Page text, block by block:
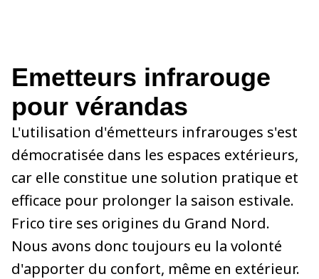
Emetteurs infrarouge
pour vérandas
L'utilisation d'émetteurs infrarouges s'est
démocratisée dans les espaces extérieurs,
car elle constitue une solution pratique et
efficace pour prolonger la saison estivale.
Frico tire ses origines du Grand Nord.
Nous avons donc toujours eu la volonté
d'apporter du confort, même en extérieur.